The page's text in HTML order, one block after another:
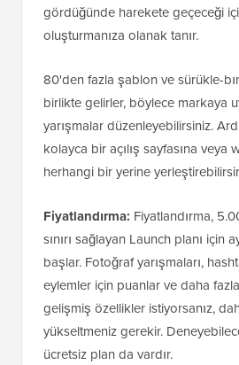
gördüğünde harekete geçeceği
oluşturmanıza olanak tanır.
80'den fazla şablon ve sürükle-
birlikte gelirler, böylece markaya
yarışmalar düzenleyebilirsiniz.
kolayca bir açılış sayfasına veya
herhangi bir yerine
Fiyatlandırma: Fiyatlandırma,
sınırı sağlayan Launch planı için
başlar. Fotoğraf yarışmaları,
eylemler için puanlar ve daha
gelişmiş özellikler istiyorsanız,
yükseltmeniz gerekir.
ücretsiz plan da vardır.